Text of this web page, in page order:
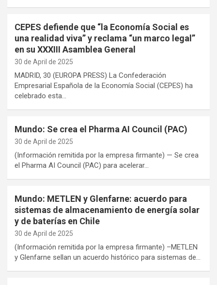
CEPES defiende que “la Economía Social es
una realidad viva” y reclama “un marco legal”
en su XXXIII Asamblea General
30 de April de 2025
MADRID, 30 (EUROPA PRESS) La Confederación
Empresarial Española de la Economía Social (CEPES) ha
celebrado esta…
Mundo: Se crea el Pharma AI Council (PAC)
30 de April de 2025
(Información remitida por la empresa firmante) — Se crea
el Pharma AI Council (PAC) para acelerar…
Mundo: METLEN y Glenfarne: acuerdo para
sistemas de almacenamiento de energía solar
y de baterías en Chile
30 de April de 2025
(Información remitida por la empresa firmante) –METLEN
y Glenfarne sellan un acuerdo histórico para sistemas de…